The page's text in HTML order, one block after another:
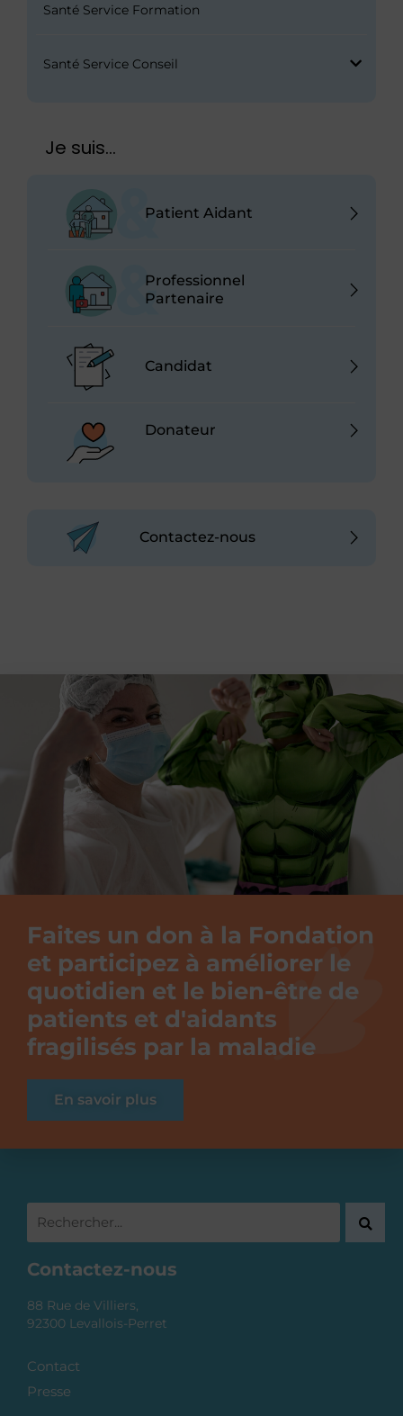
Santé Service Formation
Santé Service Conseil
Je suis...
Patient Aidant
Professionnel
Partenaire
Candidat
Donateur
Contactez-nous
Faites un don à la Fondation
et participez à améliorer le
quotidien et le bien-être de
patients et d'aidants
fragilisés par la maladie
En savoir plus
Contactez-nous
88 Rue de Villiers,
92300 Levallois-Perret
Contact
Presse